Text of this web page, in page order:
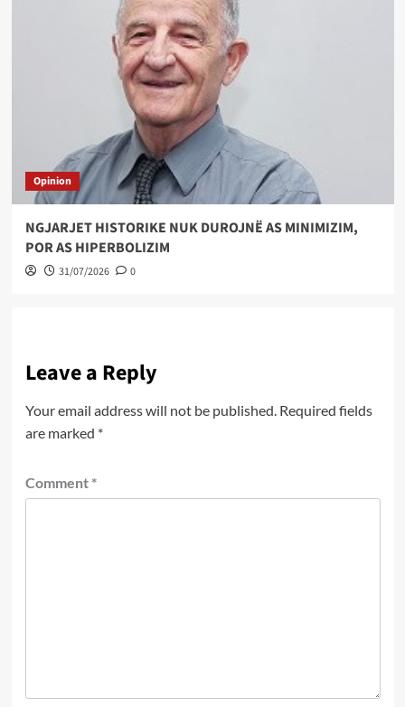
Opinion
NGJARJET HISTORIKE NUK DUROJNË AS MINIMIZIM,
POR AS HIPERBOLIZIM
31/07/2026 0
Leave a Reply
Your email address will not be published. Required fields
are marked *
Comment *